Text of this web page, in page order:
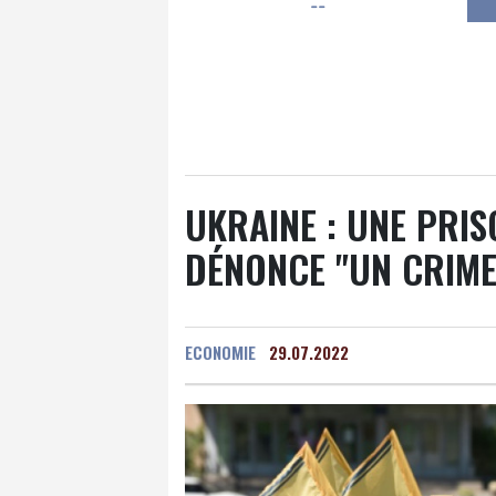
Luxembourg
--
UKRAINE : UNE
DÉNONCE "UN
ECONOMIE 29.07.2022